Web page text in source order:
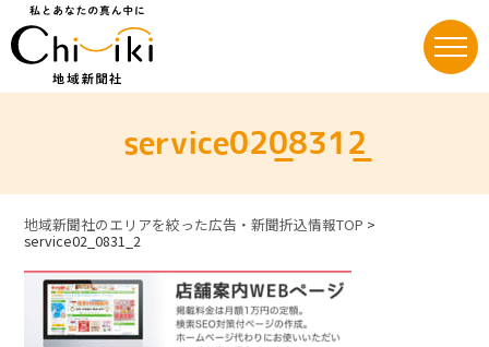
service02_0831_2
地域新聞社のエリアを絞った広告・新聞折込情報TOP >
service02_0831_2